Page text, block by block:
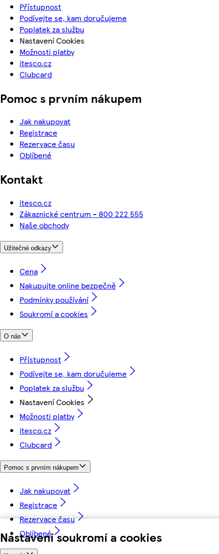
Nastavení soukromí a cookies
Přístupnost
Podívejte se, kam doručujeme
Poplatek za službu
Nastavení Cookies
Možnosti platby
itesco.cz
Clubcard
Pomoc s prvním nákupem
Jak nakupovat
Registrace
Rezervace času
Oblíbené
Kontakt
itesco.cz
Zákaznické centrum - 800 222 555
Naše obchody
Užitečné odkazy
Cena
Nakupujte online bezpečně
Podmínky používání
Soukromí a cookies
O nás
Přístupnost
Podívejte se, kam doručujeme
Poplatek za službu
Nastavení Cookies
Možnosti platby
itesco.cz
Clubcard
Pomoc s prvním nákupem
Jak nakupovat
Registrace
Rezervace času
Oblíbené